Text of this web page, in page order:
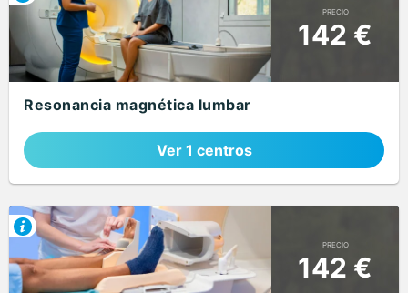
PRECIO
142 €
Resonancia magnética lumbar
Ver 1 centros
PRECIO
142 €